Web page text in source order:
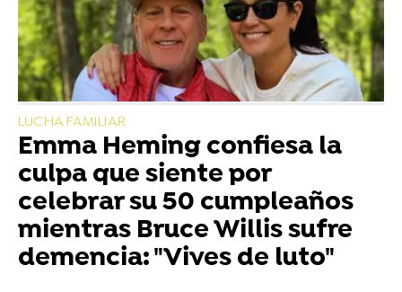
LUCHA FAMILIAR
Emma Heming confiesa la
culpa que siente por
celebrar su 50 cumpleaños
mientras Bruce Willis sufre
demencia: "Vives de luto"